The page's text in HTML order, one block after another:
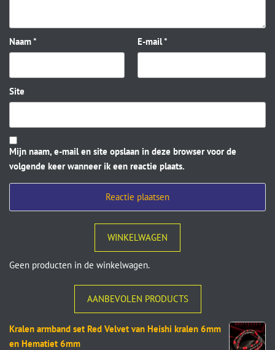
Naam* E-mail*
Site
Mijn naam, e-mail en site opslaan in deze browser voor de
volgende keer wanneer ik een reactie plaats.
WINKELWAGEN
Geen producten in de winkelwagen.
AANBEVOLEN PRODUCTS
Kralen armband set Red Velvet van Heishi kralen 6mm
en Hematiet 6mm